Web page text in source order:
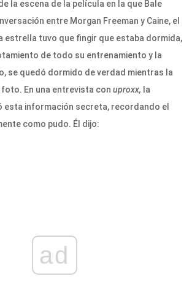
la escena de la película en la que Bale
entre Morgan Freeman y Caine, el
estrella tuvo que fingir que estaba dormida,
de todo su entrenamiento y la
se quedó dormido de verdad mientras la
En una entrevista con uproxx, la
información secreta, recordando el
como pudo. Él dijo:
ad